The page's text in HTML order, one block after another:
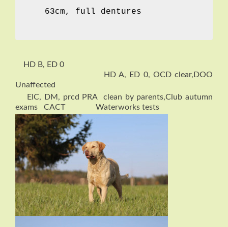
63cm, full
HD B, ED 0
HD A, ED 0, OCD clear, DOO
Unaffected
EIC, DM, prcd PRA clean by parents,Club autumn
exams CACT Waterworks tests